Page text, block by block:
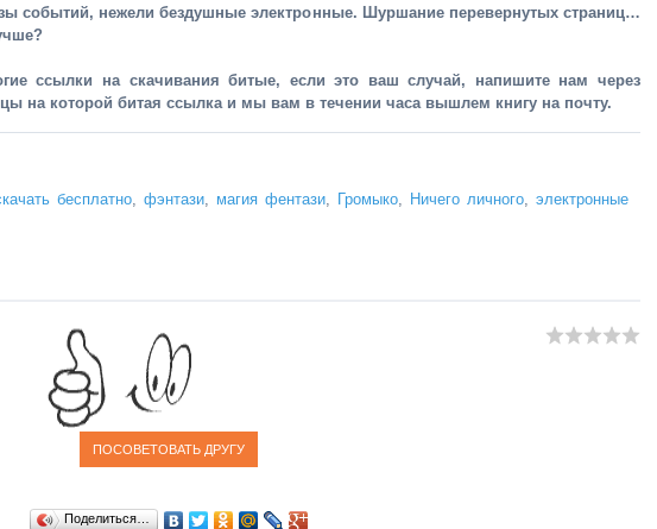
событий, нежели бездушные электронные. Шуршание перевернутых страниц…
ссылки на скачивания битые, если это ваш случай, напишите нам через
на которой битая ссылка и мы вам в течении часа вышлем книгу на почту.
бесплатно, фэнтази, магия фентази, Громыко, Ничего личного, электронные
Поделиться…